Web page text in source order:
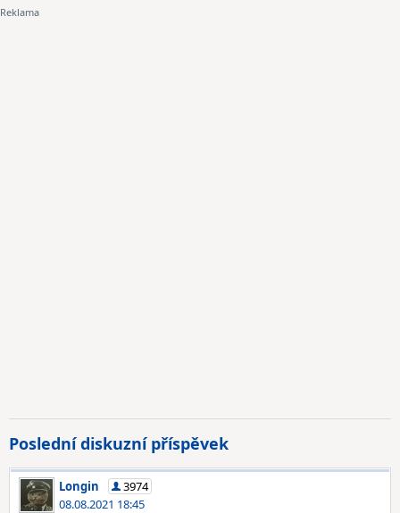
Poslední diskuzní příspěvek
Longin
3974
08.08.2021 18:45